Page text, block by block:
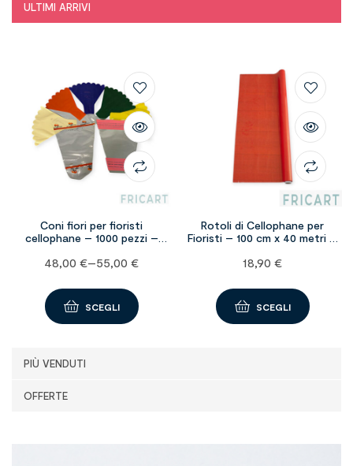
ULTIMI ARRIVI
Rotoli di Cellophane per
Fioristi – 100 cm x 40 metri –
18,90€
SCEGLI
96 ROTOLI CARTA IGIENICA
CARIND FASCETTATA PRIME
29,00€
AGGIUNGI AL CARRELLO
PIÙ VENDUTI
OFFERTE